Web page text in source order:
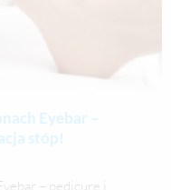
Eyebar –
stóp!
– pedicure i